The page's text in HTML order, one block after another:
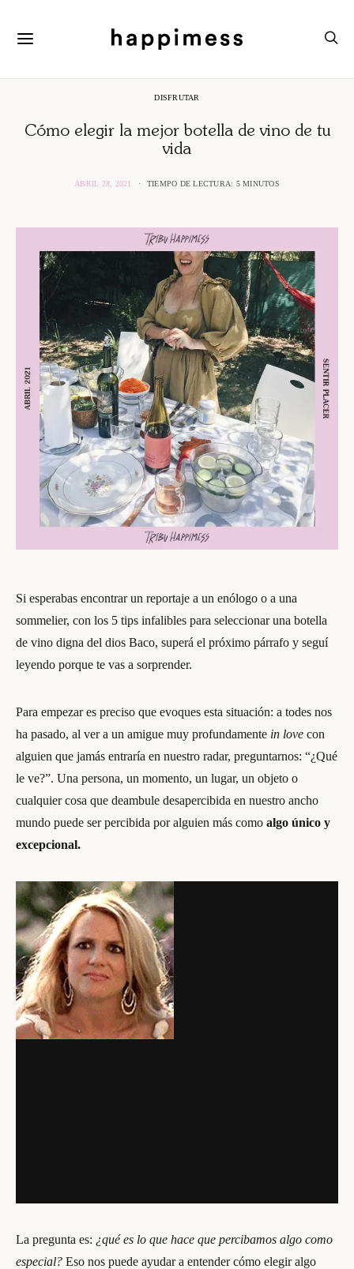
DISFRUTAR
Cómo elegir la mejor botella de vino de tu
vida
ABRIL 28, 2021 TIEMPO DE LECTURA: 5 MINUTOS
Si esperabas encontrar un reportaje a un enólogo o a una
sommelier, con los 5 tips infalibles para seleccionar una botella
de vino digna del dios Baco, superá el próximo párrafo y seguí
leyendo porque te vas a sorprender.
Para empezar es preciso que evoques esta situación: a todes nos
ha pasado, al ver a un amigue muy profundamente in love con
alguien que jamás entraría en nuestro radar, preguntarnos: “¿Qué
le ve?”. Una persona, un momento, un lugar, un objeto o
cualquier cosa que deambule desapercibida en nuestro ancho
mundo puede ser percibida por alguien más como algo único y
excepcional.
La pregunta es: ¿qué es lo que hace que percibamos algo como
especial? Eso nos puede ayudar a entender cómo elegir algo